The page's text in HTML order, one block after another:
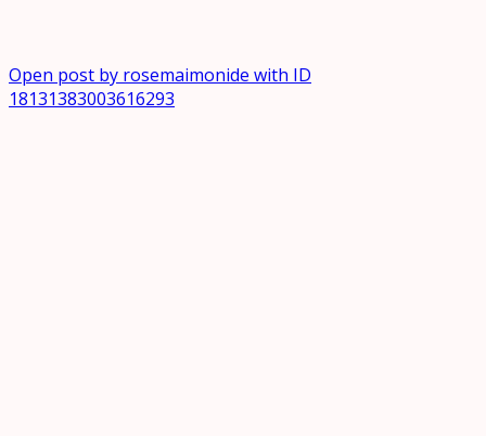
Open post by rosemaimonide with ID
18131383003616293